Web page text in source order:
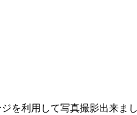
を利用して写真撮影出来まし